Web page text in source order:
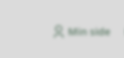
Min side